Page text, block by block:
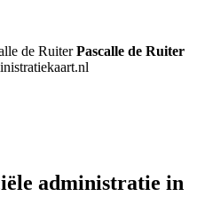
Pascalle de Ruiter
administratie in